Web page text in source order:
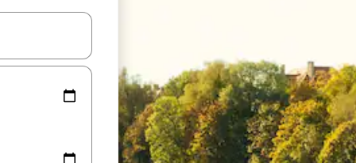
les flèches vers le haut et vers le bas pour les parcourir ou en